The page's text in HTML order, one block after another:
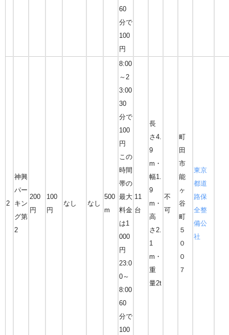
60
分で
100
円
2
神興
パー
キン
グ第
2
200
円
100
円
なし なし
500
m
8:00
～2
3:00
30
分で
100
円
この
時間
帯の
最大
料金
は1
000
円
23:0
0～
8:00
60
分で
100
11
台
長
さ4.
9
m・
幅1.
9
m・
高
さ2.
1
m・
重
量2t
不
可
町
田
市
能
ヶ
谷
町
５
０
０
７
東京
都道
路保
全整
備公
社